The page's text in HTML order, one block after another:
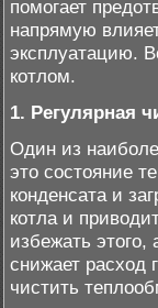
помогает
напрямую
эксплуатацию.
котлом.
1. Регулярная
Один из
это состояние
конденсата и
котла и
избежать
снижает расход
чистить